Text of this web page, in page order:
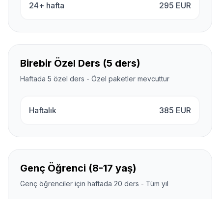
24+ hafta 295 EUR
Birebir Özel Ders (5 ders)
Haftada 5 özel ders - Özel paketler mevcuttur
Haftalık 385 EUR
Genç Öğrenci (8-17 yaş)
Genç öğrenciler için haftada 20 ders - Tüm yıl